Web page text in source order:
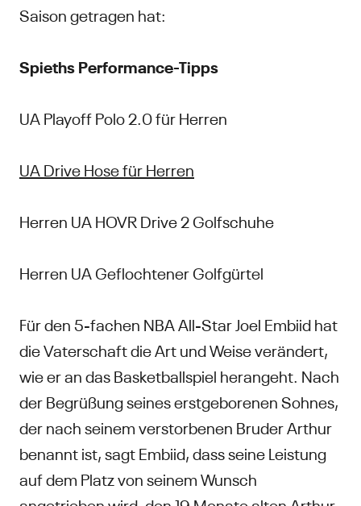
Saison getragen hat:
Spieths Performance-Tipps
UA Playoff Polo 2.0 für Herren
UA Drive Hose für Herren
Herren UA HOVR Drive 2 Golfschuhe
Herren UA Geflochtener Golfgürtel
Für den 5-fachen NBA All-Star Joel Embiid hat
die Vaterschaft die Art und Weise verändert,
wie er an das Basketballspiel herangeht. Nach
der Begrüßung seines erstgeborenen Sohnes,
der nach seinem verstorbenen Bruder Arthur
benannt ist, sagt Embiid, dass seine Leistung
auf dem Platz von seinem Wunsch